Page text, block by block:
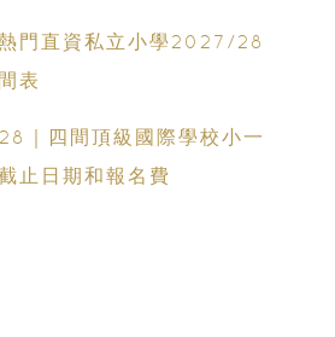
門直資私立小學2027/28
表
｜四間頂級國際學校小一
止日期和報名費